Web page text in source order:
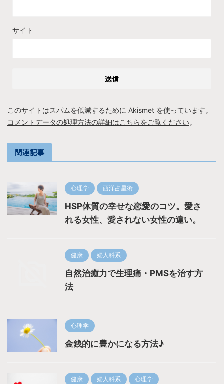
サイト
このサイトはスパムを低減するために Akismet を使っています。
コメントデータの処理方法の詳細はこちらをご覧ください。
関連記事
心理学 西洋占星術
HSP体質の幸せな恋愛のコツ。愛さ
れる女性、愛されない女性の違い。
健康 婦人科系
自然治癒力で生理痛・PMSを治す方
法
心理学
金銭的に豊かになる方法♪
健康 婦人科系 心理学